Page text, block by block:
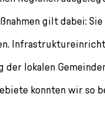
gilt dabei:
lokalen
konnten wir so